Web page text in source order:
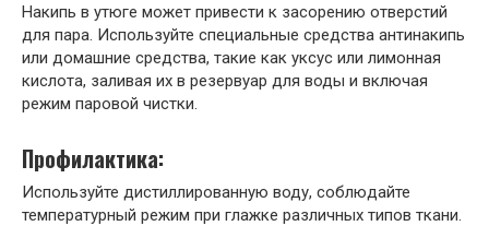
Накипь в утюге может привести к засорению отверстий
для пара. Используйте специальные средства антинакипь
или домашние средства, такие как уксус или лимонная
кислота, заливая их в резервуар для воды и включая
режим паровой чистки.
Профилактика:
Используйте дистиллированную воду, соблюдайте
температурный режим при глажке различных типов ткани.